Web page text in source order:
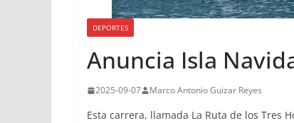
DEPORTES
Anuncia Isla
2025-09-07 Marco Antonio Guizar Reyes
Esta carrera, llamada La Ruta de los Tres